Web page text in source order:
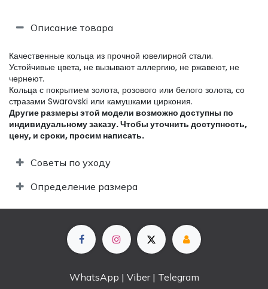
Описание товара
Качественные кольца из прочной ювелирной стали.
Устойчивые цвета, не вызывают аллергию, не ржавеют, не
чернеют.
Кольца с покрытием золота, розового или белого золота, со
стразами Swarovski или камушками циркония.
Другие размеры этой модели возможно доступны по
индивидуальному заказу. Чтобы уточнить доступность,
цену, и сроки, просим написать.​
Советы по уходу
Определение размера
WhatsApp | Viber | Telegram